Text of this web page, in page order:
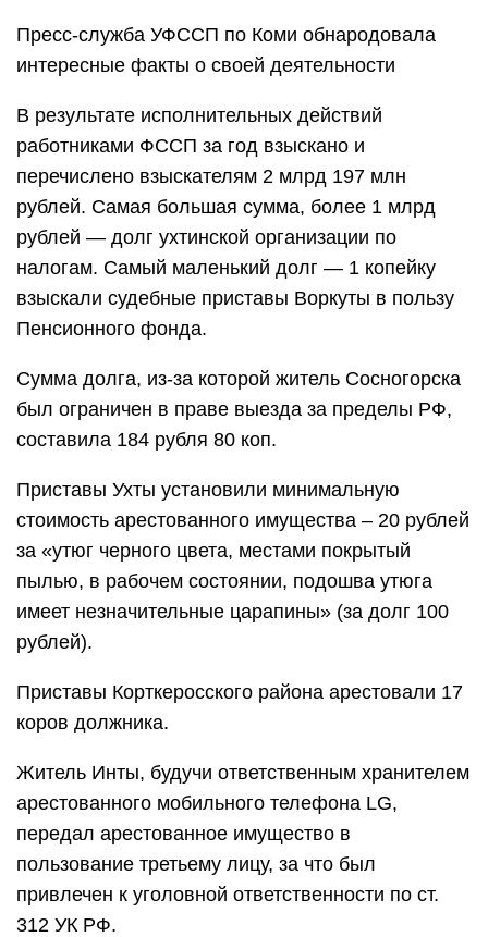
Пресс-служба УФССП по Коми обнародовала
интересные факты о своей деятельности
В результате исполнительных действий
работниками ФССП за год взыскано и
перечислено взыскателям 2 млрд 197 млн
рублей. Самая большая сумма, более 1 млрд
рублей — долг ухтинской организации по
налогам. Самый маленький долг — 1 копейку
взыскали судебные приставы Воркуты в пользу
Пенсионного фонда.
Сумма долга, из-за которой житель Сосногорска
был ограничен в праве выезда за пределы РФ,
составила 184 рубля 80 коп.
Приставы Ухты установили минимальную
стоимость арестованного имущества – 20 рублей
за «утюг черного цвета, местами покрытый
пылью, в рабочем состоянии, подошва утюга
имеет незначительные царапины» (за долг 100
рублей).
Приставы Корткеросского района арестовали 17
коров должника.
Житель Инты, будучи ответственным хранителем
арестованного мобильного телефона LG,
передал арестованное имущество в
пользование третьему лицу, за что был
привлечен к уголовной ответственности по ст.
312 УК РФ.